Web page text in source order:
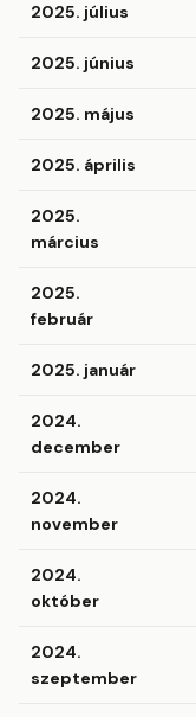
2025. július
2025. június
2025. május
2025. április
2025.
március
2025.
február
2025. január
2024.
december
2024.
november
2024.
október
2024.
szeptember